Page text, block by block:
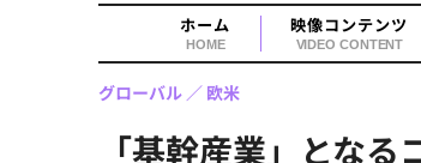
ホーム
HOME
映像コンテンツ
VIDEO CONTENT
「基幹産業」とな
グローバル 欧米